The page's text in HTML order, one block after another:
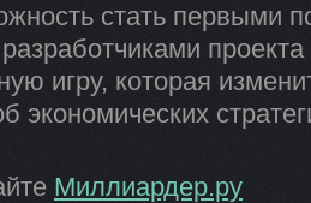
стать первыми
проекта
игру, которая
экономических
Миллиардер.ру